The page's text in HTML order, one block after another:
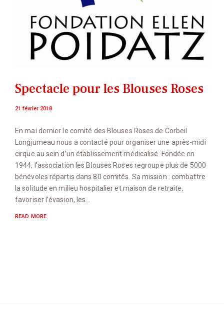
Spectacle pour les Blouses Roses
21 février 2018
En mai dernier le comité des Blouses Roses de Corbeil
Longjumeau nous a contacté pour organiser une après-midi
cirque au sein d’un établissement médicalisé. Fondée en
1944, l’association les Blouses Roses regroupe plus de 5000
bénévoles répartis dans 80 comités. Sa mission : combattre
la solitude en milieu hospitalier et maison de retraite,
favoriser l’évasion, les…
READ MORE